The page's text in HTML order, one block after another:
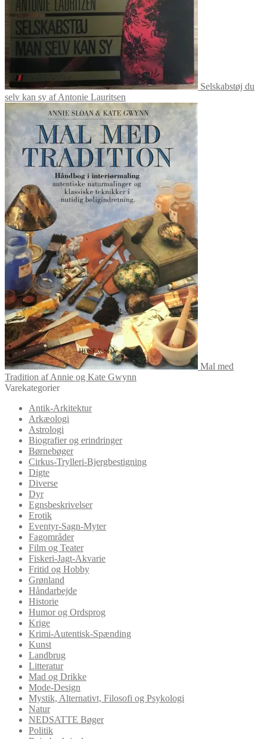
Selskabstøj du
selv kan sy af Antonie Lauritsen
Mal med
Tradition af Annie og Kate Gwynn
Varekategorier
Antik-Arkitektur
Arkæologi
Astrologi
Biografier og erindringer
Børnebøger
Cirkus-Trylleri-Bjergbestigning
Digte
Diverse
Dyr
Egnsbeskrivelser
Erotik
Eventyr-Sagn-Myter
Fagområder
Film og Teater
Fiskeri-Jagt-Akvarie
Fritid og Hobby
Grønland
Håndarbejde
Historie
Humor og Ordsprog
Krige
Krimi-Autentisk-Spænding
Kunst
Landbrug
Litteratur
Mad og Drikke
Mode-Design
Mystik, Alternativt, Filosofi og Psykologi
Natur
NEDSATTE Bøger
Politik